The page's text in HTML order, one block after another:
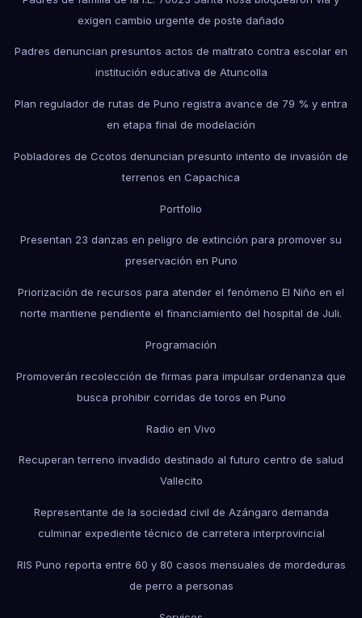
exigen cambio urgente de poste dañado
Padres denuncian presuntos actos de maltrato contra escolar en
institución educativa de Atuncolla
Plan regulador de rutas de Puno registra avance de 79 % y entra
en etapa final de modelación
Pobladores de Ccotos denuncian presunto intento de invasión de
terrenos en Capachica
Portfolio
Presentan 23 danzas en peligro de extinción para promover su
preservación en Puno
Priorización de recursos para atender el fenómeno El Niño en el
norte mantiene pendiente el financiamiento del hospital de Juli.
Programación
Promoverán recolección de firmas para impulsar ordenanza que
busca prohibir corridas de toros en Puno
Radio en Vivo
Recuperan terreno invadido destinado al futuro centro de salud
Vallecito
Representante de la sociedad civil de Azángaro demanda
culminar expediente técnico de carretera interprovincial
RIS Puno reporta entre 60 y 80 casos mensuales de mordeduras
de perro a personas